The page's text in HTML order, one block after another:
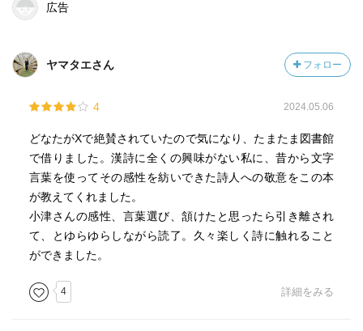
広告
ヤマタエさん フォロー
4 2024.05.06
どなたがXで絶賛されていたので気になり、たまたま図書館
で借りました。漢詩に全くの興味がない私に、昔から文字
言葉を使ってその感性を紡いできた詩人への敬意をこの本
が教えてくれました。
小津さんの感性、言葉選び、頷けたと思ったら引き離され
て、とゆらゆらしながら読了。久々楽しく詩に触れること
ができました。
4 詳細をみる